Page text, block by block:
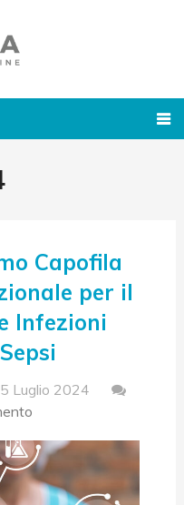
Capofila
per il
Infezioni
Luglio 2024